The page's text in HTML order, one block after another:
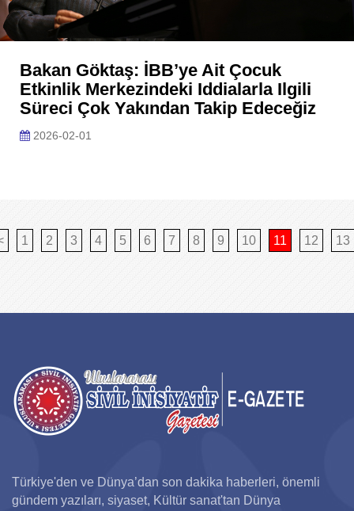
Bakan Göktaş: İBB’ye Ait Çocuk
Etkinlik Merkezindeki Iddialarla Ilgili
Süreci Çok Yakından Takip Edeceğiz
2026-02-01
1 2 3 4 5 6 7 8 9 10 11 12 13
Türkiye'den ve Dünya’dan son dakika haberleri, önemli
gündem yazıları, siyaset, Kültür sanat'tan Dünya